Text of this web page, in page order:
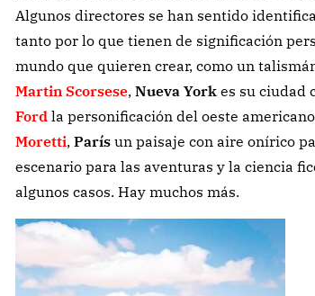
Algunos directores se han sentido
tanto por lo que tienen de significación
mundo que quieren crear, como un
Martin Scorsese, Nueva Yorkes su ciudad
Ford la personificación del oeste
Moretti, Parísun paisaje con aire onírico
escenario para las aventuras y la ciencia
algunos casos. Hay muchos más.